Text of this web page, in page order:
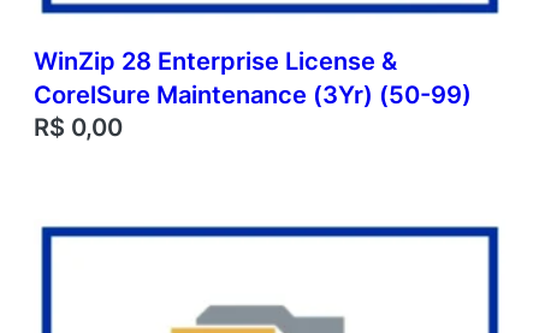
WinZip 28 Enterprise License &
CorelSure Maintenance (3Yr) (50-99)
R$ 0,00